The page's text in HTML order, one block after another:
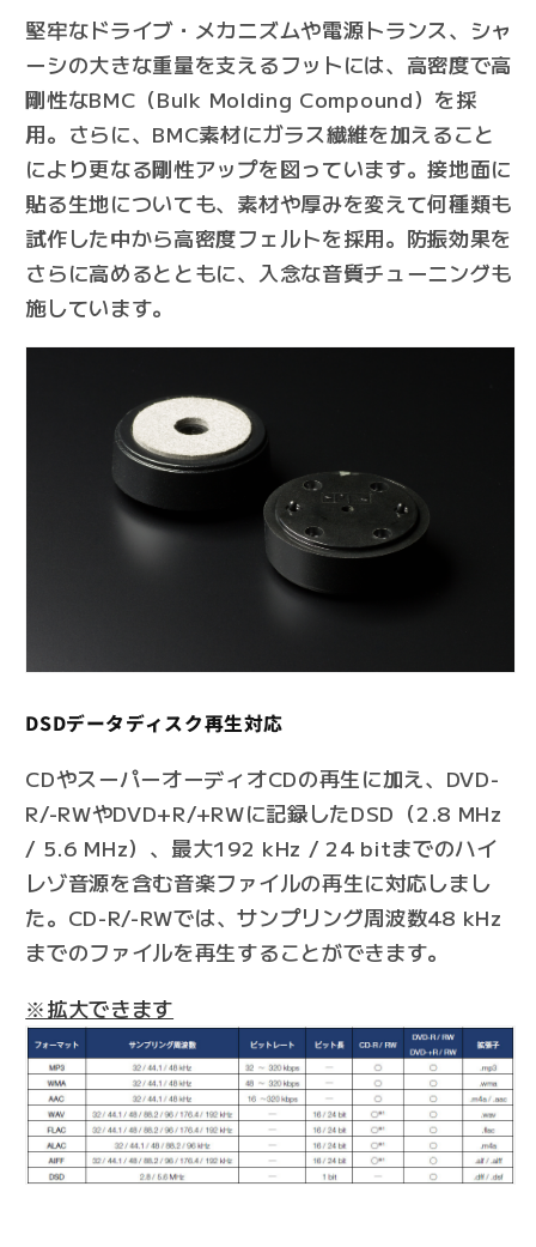
堅牢なドライブ・メカニズムや電源トランス、シャ
ーシの大きな重量を支えるフットには、高密度で高
剛性なBMC（Bulk Molding Compound）を採
用。さらに、BMC素材にガラス繊維を加えること
により更なる剛性アップを図っています。接地面に
貼る生地についても、素材や厚みを変えて何種類も
試作した中から高密度フェルトを採用。防振効果を
さらに高めるとともに、入念な音質チューニングも
施しています。
DSDデータディスク再生対応
CDやスーパーオーディオCDの再生に加え、DVD-
R/-RWやDVD+R/+RWに記録したDSD（2.8 MHz
/ 5.6 MHz）、最大192 kHz / 24 bitまでのハイ
レゾ音源を含む音楽ファイルの再生に対応しまし
た。CD-R/-RWでは、サンプリング周波数48 kHz
までのファイルを再生することができます。
※拡大できます